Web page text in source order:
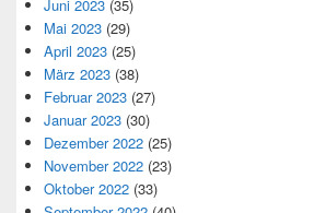
Juni 2023 (35)
Mai 2023 (29)
April 2023 (25)
März 2023 (38)
Februar 2023 (27)
Januar 2023 (30)
Dezember 2022 (25)
November 2022 (23)
Oktober 2022 (33)